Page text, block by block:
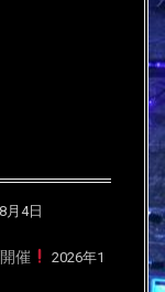
月4日
催
2026年1